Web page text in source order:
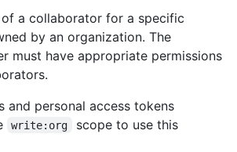
a collaborator for a specific
by an organization. The
must have appropriate permissions
and personal access tokens
write:org
scope to use this